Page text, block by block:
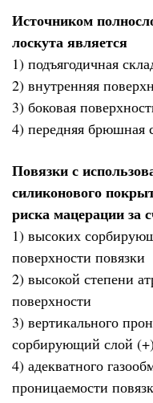
Источником
лоскута является
1) подъягодичная
2) внутренняя
3) боковая
4) передняя брюшная
Повязки с
силиконового
риска мацерации за
1) высоких
поверхности повязки
2) высокой степени
поверхности
3) вертикального
сорбирующий слой
4) адекватного
проницаемости